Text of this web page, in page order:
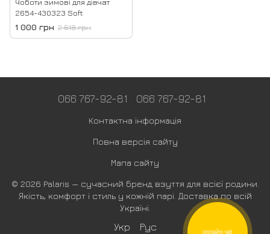
2654-430323 Soft
1 000 грн 2 618 грн
066 767-92-81 066 767-92-81
Контактна інформація
Повна версія сайту
Мапа сайту
© 2026 Palaris — сучасний бренд взуття для всієї родини.
Якість, комфорт і стиль у кожній парі. Доставка по всій
Україні.
Укр Рус
ОНЛАЙН ЧАТ